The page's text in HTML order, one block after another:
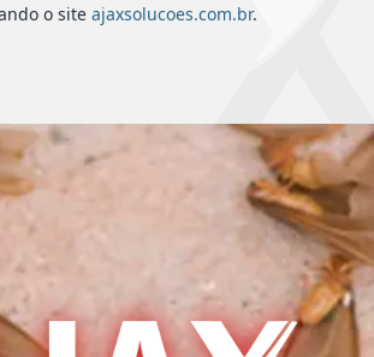
o site ajaxsolucoes.com.br.